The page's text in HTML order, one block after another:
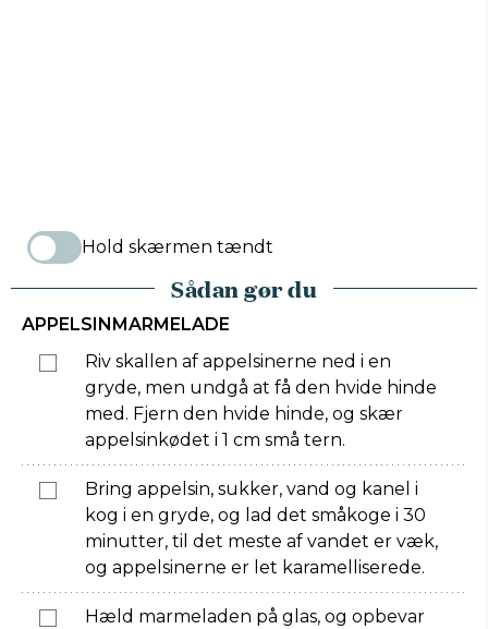
Hold skærmen tændt
Sådan gør du
APPELSINMARMELADE
Riv skallen af appelsinerne ned i en
gryde, men undgå at få den hvide hinde
med. Fjern den hvide hinde, og skær
appelsinkødet i 1 cm små tern.
Bring appelsin, sukker, vand og kanel i
kog i en gryde, og lad det småkoge i 30
minutter, til det meste af vandet er væk,
og appelsinerne er let karamelliserede.
Hæld marmeladen på glas, og opbevar